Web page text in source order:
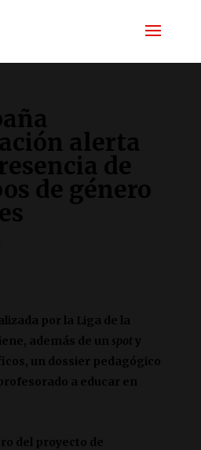
alerta
de
de género
por la Liga de la
además de un spot y
un dossier pedagógico
a educar en
del proyecto de